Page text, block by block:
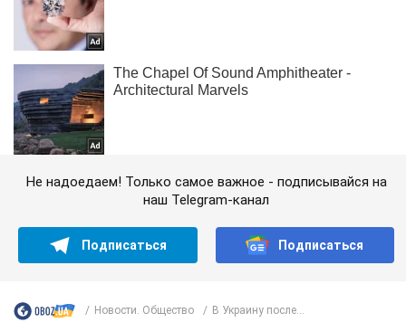
Не надоедаем! Только самое важное - подписывайся на
наш Telegram-канал
Подписаться Подписаться
Новости. Общество В Украину после...